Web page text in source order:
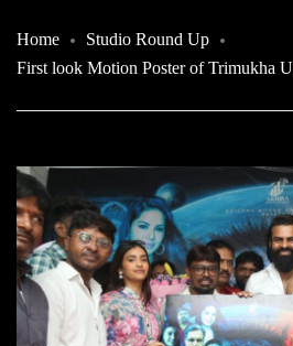
Home
Studio Round Up
First look Motion Poster of Trimukha